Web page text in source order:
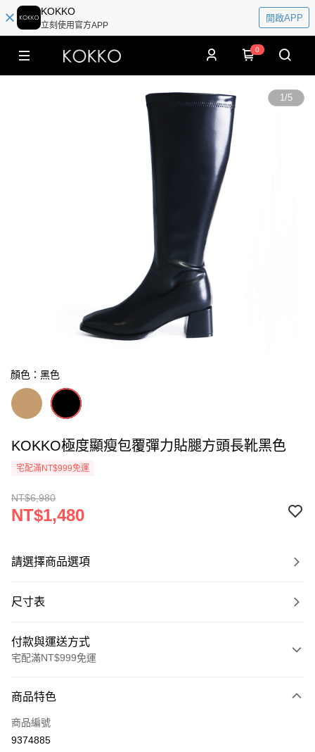
KOKKO
立刻使用官方APP
開啟APP
0
1/5
顏色：黑色
KOKKO極度顯瘦包覆彈力貼腿方頭長靴黑色
宅配滿NT$999免運
NT$6,980
NT$1,480
請選擇商品選項
尺寸表
付款與運送方式
宅配滿NT$999免運
信用卡一次付款
LINE Pay
商品特色
商品編號
9374885